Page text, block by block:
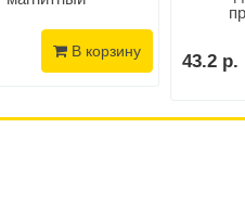
В корзину 43.2 р.